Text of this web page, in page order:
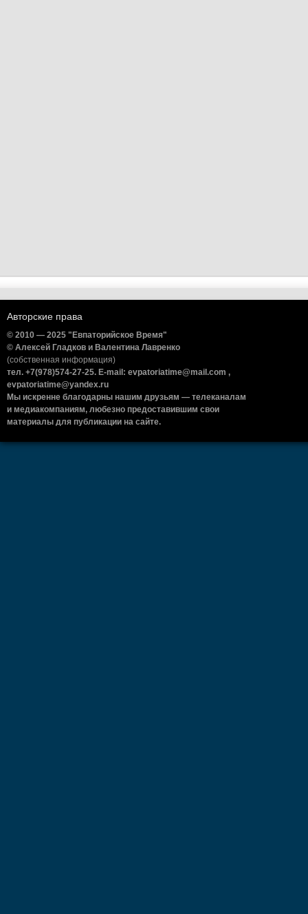
Авторские права
© 2010 — 2025 "Евпаторийское Время"
© Алексей Гладков и Валентина Лавренко
(собственная информация)
тел. +7(978)574-27-25. E-mail: evpatoriatime@mail.com ,
evpatoriatime@yandex.ru
Мы искренне благодарны нашим друзьям — телеканалам
и медиакомпаниям, любезно предоставившим свои
материалы для публикации на сайте.